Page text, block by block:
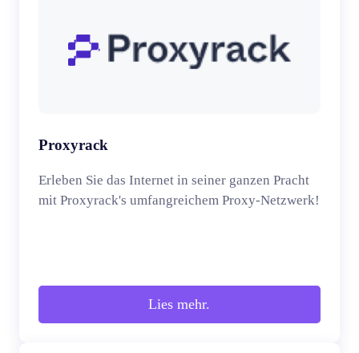
Proxyrack
Erleben Sie das Internet in seiner ganzen Pracht
mit Proxyrack's umfangreichem Proxy-Netzwerk!
Lies mehr.